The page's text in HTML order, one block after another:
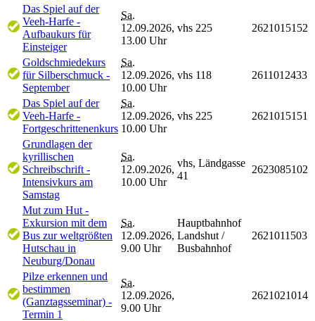
Das Spiel auf der
Veeh-Harfe -
Aufbaukurs für
Einsteiger
Sa.
12.09.2026,
13.00 Uhr
vhs 225 2621015152
Goldschmiedekurs
für Silberschmuck -
September
Sa.
12.09.2026,
10.00 Uhr
vhs 118 2611012433
Das Spiel auf der
Veeh-Harfe -
Fortgeschrittenenkurs
Sa.
12.09.2026,
10.00 Uhr
vhs 225 2621015151
Grundlagen der
kyrillischen
Schreibschrift -
Intensivkurs am
Samstag
Sa.
12.09.2026,
10.00 Uhr
vhs, Ländgasse
41
2623085102
Mut zum Hut -
Exkursion mit dem
Bus zur weltgrößten
Hutschau in
Neuburg/Donau
Sa.
12.09.2026,
9.00 Uhr
Hauptbahnhof
Landshut /
Busbahnhof
2621011503
Pilze erkennen und
bestimmen
(Ganztagsseminar) -
Termin 1
Sa.
12.09.2026,
9.00 Uhr
2621021014